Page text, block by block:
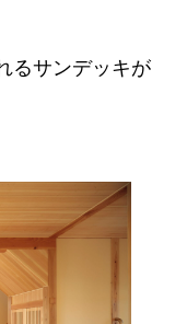
るサンデッキが